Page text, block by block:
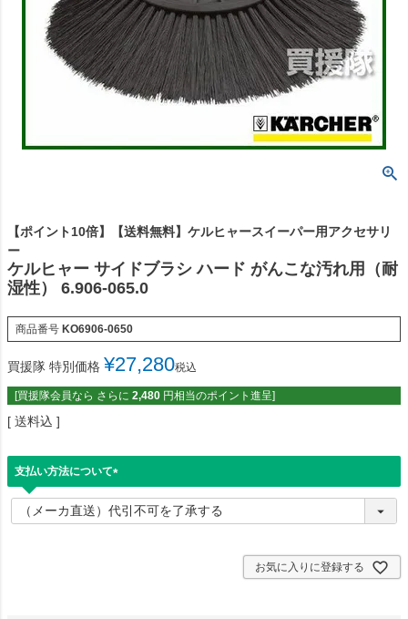
【ポイント10倍】【送料無料】ケルヒャースイーパー用アクセサリ
ー
ケルヒャー サイドブラシ ハード がんこな汚れ用（耐
湿性） 6.906-065.0
商品番号 KO6906-0650
買援隊 特別価格 ¥27,280税込
[買援隊会員なら さらに 2,480 円相当のポイント進呈]
送料込
支払い方法について
必
須
お気に入りに登録する